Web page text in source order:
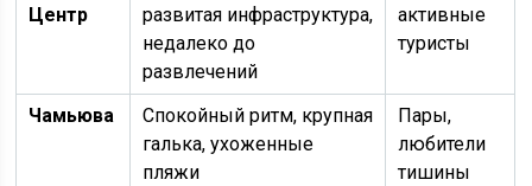
Центр
развитая инфраструктура,
недалеко до
развлечений
активные
туристы
Чамьюва
Спокойный ритм, крупная
галька, ухоженные
пляжи
Пары,
любители
тишины